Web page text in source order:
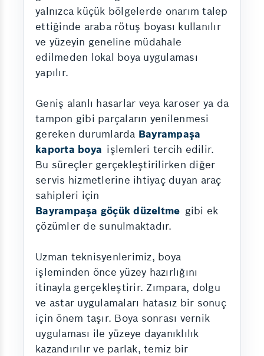
yalnızca küçük bölgelerde onarım talep
ettiğinde araba rötuş boyası kullanılır
ve yüzeyin geneline müdahale
edilmeden lokal boya uygulaması
yapılır.
Geniş alanlı hasarlar veya karoser ya da
tampon gibi parçaların yenilenmesi
gereken durumlarda Bayrampaşa
kaporta boya işlemleri tercih edilir.
Bu süreçler gerçekleştirilirken diğer
servis hizmetlerine ihtiyaç duyan araç
sahipleri için
Bayrampaşa göçük düzeltme gibi ek
çözümler de sunulmaktadır.
Uzman teknisyenlerimiz, boya
işleminden önce yüzey hazırlığını
itinayla gerçekleştirir. Zımpara, dolgu
ve astar uygulamaları hatasız bir sonuç
için önem taşır. Boya sonrası vernik
uygulaması ile yüzeye dayanıklılık
kazandırılır ve parlak, temiz bir